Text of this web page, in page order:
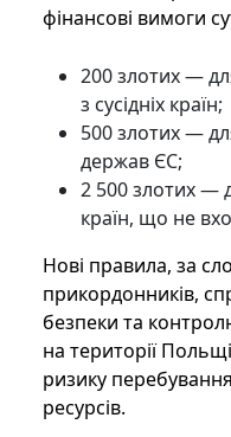
фінансові вимоги
200 злотих —
з сусідніх країн;
500 злотих —
держав ЄС;
2 500 злотих —
країн, що не
Нові правила, за
прикордонників,
безпеки та
на території
ризику
ресурсів.